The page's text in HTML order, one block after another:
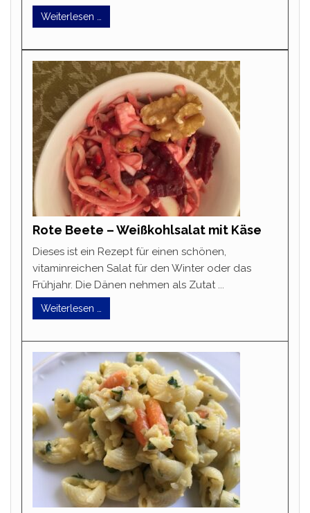
Weiterlesen …
Rote Beete – Weißkohlsalat mit Käse
Dieses ist ein Rezept für einen schönen,
vitaminreichen Salat für den Winter oder das
Frühjahr. Die Dänen nehmen als Zutat ...
Weiterlesen …